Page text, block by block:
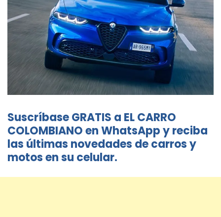
Suscríbase GRATIS a EL CARRO
COLOMBIANO en WhatsApp y reciba
las últimas novedades de carros y
motos en su celular.